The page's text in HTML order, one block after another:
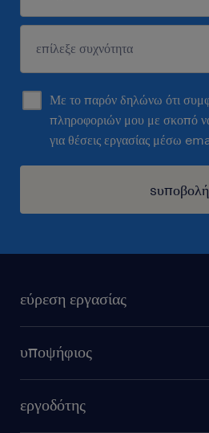
Με το παρόν δηλώνω ότι
πληροφοριών μου με σκοπό
για θέσεις εργασίας μέσω
sυποβολή
εύρεση εργασίας
εξ αποστάσεως εργασία
υποψήφιος
συμβουλές καριέρας
εργοδότης